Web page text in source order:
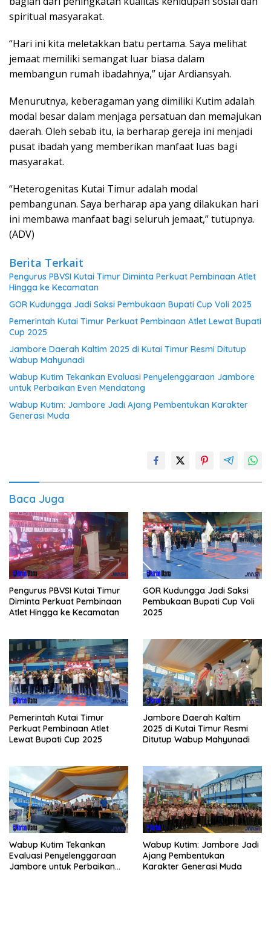
spiritual masyarakat.
“Hari ini kita meletakkan batu pertama. Saya melihat
jemaat memiliki semangat luar biasa dalam
membangun rumah ibadahnya,” ujar Ardiansyah.
Menurutnya, keberagaman yang dimiliki Kutim adalah
modal besar dalam menjaga persatuan dan memajukan
daerah. Oleh sebab itu, ia berharap gereja ini menjadi
pusat ibadah yang memberikan manfaat luas bagi
masyarakat.
“Heterogenitas Kutai Timur adalah modal
pembangunan. Saya berharap apa yang dilakukan hari
ini membawa manfaat bagi seluruh jemaat,” tutupnya.
(ADV)
Berita Terkait
Pengurus PBVSI Kutai Timur Diminta Perkuat Pembinaan Atlet
Hingga ke Kecamatan
GOR Kudungga Jadi Saksi Pembukaan Bupati Cup Voli 2025
Pemerintah Kutai Timur Perkuat Pembinaan Atlet Lewat Bupati
Cup 2025
Jambore Daerah Kaltim 2025 di Kutai Timur Resmi Ditutup
Wabup Mahyunadi
Wabup Kutim Tekankan Evaluasi Penyelenggaraan Jambore
untuk Perbaikan Even Mendatang
Wabup Kutim: Jambore Jadi Ajang Pembentukan Karakter
Generasi Muda
Baca Juga
Pengurus PBVSI Kutai Timur
Diminta Perkuat Pembinaan
Atlet Hingga ke Kecamatan
GOR Kudungga Jadi Saksi
Pembukaan Bupati Cup Voli
2025
Pemerintah Kutai Timur
Perkuat Pembinaan Atlet
Lewat Bupati Cup 2025
Jambore Daerah Kaltim
2025 di Kutai Timur Resmi
Ditutup Wabup Mahyunadi
Wabup Kutim Tekankan
Evaluasi Penyelenggaraan
Jambore untuk Perbaikan
Wabup Kutim: Jambore Jadi
Ajang Pembentukan
Karakter Generasi Muda